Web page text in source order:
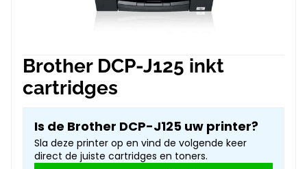
Brother DCP-J125 inkt
cartridges
Is de Brother DCP-J125 uw printer?
Sla deze printer op en vind de volgende keer
direct de juiste cartridges en toners.